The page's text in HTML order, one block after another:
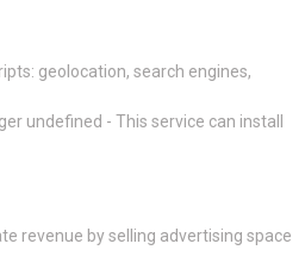
geolocation, search engines,
undefined - This service can install
revenue by selling advertising space